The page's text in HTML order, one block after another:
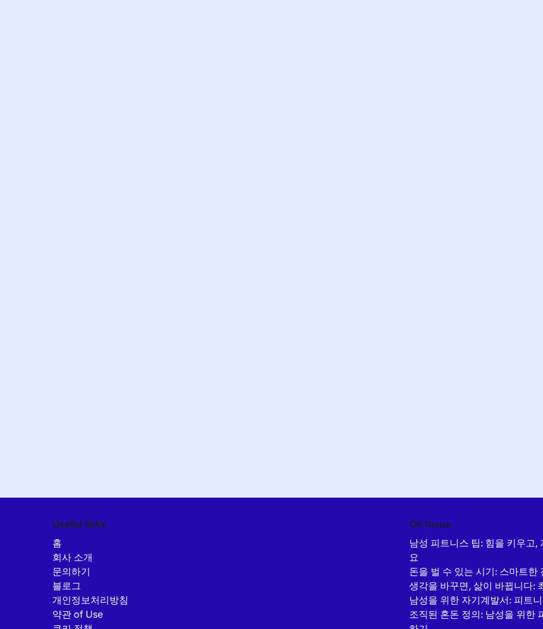
Useful links
홈
회사 소개
문의하기
블로그
개인정보처리방침
약관 of Use
On focus
남성 피트니스 팁: 힘을 키우고,
요
돈을 벌 수 있는 시기: 스마트한
생각을 바꾸면, 삶이 바뀝니다:
남성을 위한 자기계발서: 피트
조직된 혼돈 정의: 남성을 위한